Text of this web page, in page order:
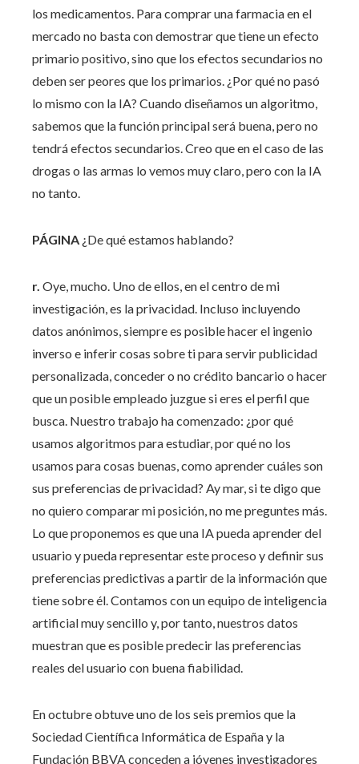
los medicamentos. Para comprar una farmacia en el
mercado no basta con demostrar que tiene un efecto
primario positivo, sino que los efectos secundarios no
deben ser peores que los primarios. ¿Por qué no pasó
lo mismo con la IA? Cuando diseñamos un algoritmo,
sabemos que la función principal será buena, pero no
tendrá efectos secundarios. Creo que en el caso de las
drogas o las armas lo vemos muy claro, pero con la IA
no tanto.
PÁGINA ¿De qué estamos hablando?
r. Oye, mucho. Uno de ellos, en el centro de mi
investigación, es la privacidad. Incluso incluyendo
datos anónimos, siempre es posible hacer el ingenio
inverso e inferir cosas sobre ti para servir publicidad
personalizada, conceder o no crédito bancario o hacer
que un posible empleado juzgue si eres el perfil que
busca. Nuestro trabajo ha comenzado: ¿por qué
usamos algoritmos para estudiar, por qué no los
usamos para cosas buenas, como aprender cuáles son
sus preferencias de privacidad? Ay mar, si te digo que
no quiero comparar mi posición, no me preguntes más.
Lo que proponemos es que una IA pueda aprender del
usuario y pueda representar este proceso y definir sus
preferencias predictivas a partir de la información que
tiene sobre él. Contamos con un equipo de inteligencia
artificial muy sencillo y, por tanto, nuestros datos
muestran que es posible predecir las preferencias
reales del usuario con buena fiabilidad.
En octubre obtuve uno de los seis premios que la
Sociedad Científica Informática de España y la
Fundación BBVA conceden a jóvenes investigadores